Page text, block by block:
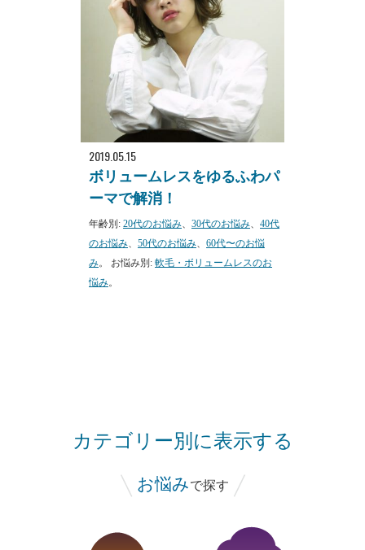
2019.05.15
ボリュームレスをゆるふわパ
ーマで解消！
年齢別: 20代のお悩み 30代のお悩み
40代
のお悩み
50代のお悩み
60代〜のお悩
み。 お悩み別: 軟毛・ボリュームレスのお
悩み。
カテゴリー別に表示する
お悩みで探す